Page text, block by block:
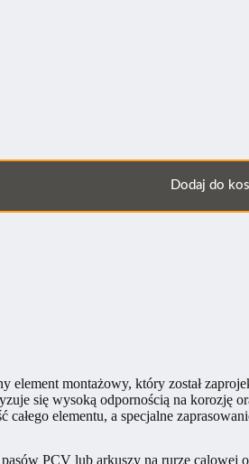
Dodaj do
montażowy, który został
się wysoką odpornością na korozję
elementu, a specjalne
pasów PCV lub arkuszy na rurze calowej